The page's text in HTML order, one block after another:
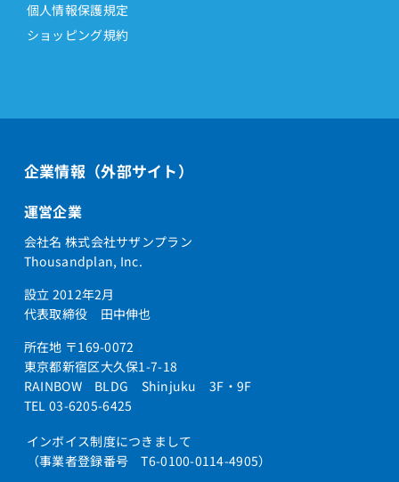
個人情報保護規定
ショッピング規約
企業情報（外部サイト）
運営企業
会社名 株式会社サザンプラン
Thousandplan, Inc.
設立 2012年2月
代表取締役 田中伸也
所在地 〒169-0072
東京都新宿区大久保1-7-18
RAINBOW BLDG Shinjuku 3F・9F
TEL 03-6205-6425
インボイス制度につきまして
（事業者登録番号 T6-0100-0114-4905）